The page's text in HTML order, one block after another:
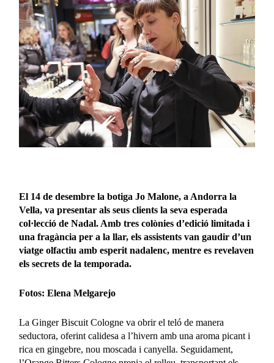
El 14 de desembre la botiga Jo Malone, a Andorra la
Vella, va presentar als seus clients la seva esperada
col·lecció de Nadal. Amb tres colònies d’edició limitada i
una fragància per a la llar, els assistents van gaudir d’un
viatge olfactiu amb esperit nadalenc, mentre es revelaven
els secrets de la temporada.
Fotos: Elena Melgarejo
La Ginger Biscuit Cologne va obrir el teló de manera
seductora, oferint calidesa a l’hivern amb una aroma picant i
rica en gingebre, nou moscada i canyella. Seguidament,